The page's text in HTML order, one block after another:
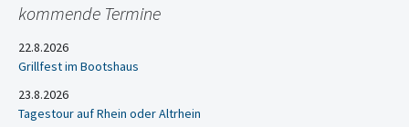
kommende Termine
22.8.2026
Grillfest im Bootshaus
23.8.2026
Tagestour auf Rhein oder Altrhein